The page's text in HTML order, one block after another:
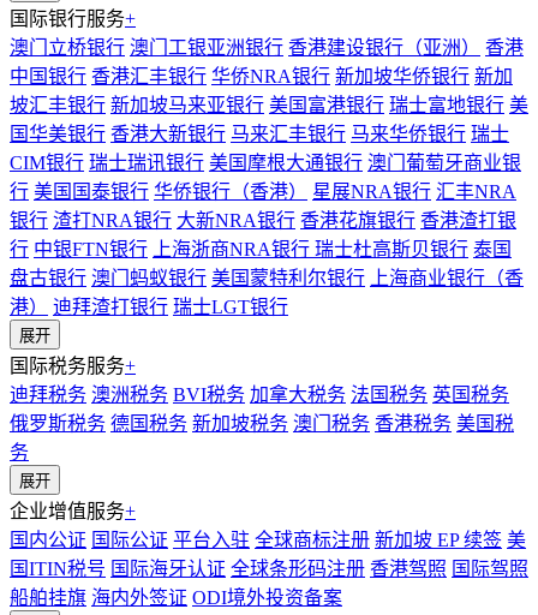
国际银行服务+
澳门立桥银行 澳门工银亚洲银行 香港建设银行（亚洲）
香港
中国银行 香港汇丰银行 华侨NRA银行 新加坡华侨银行 新加
坡汇丰银行 新加坡马来亚银行 美国富港银行 瑞士富地银行 美
国华美银行 香港大新银行 马来汇丰银行 马来华侨银行 瑞士
CIM银行 瑞士瑞讯银行 美国摩根大通银行 澳门葡萄牙商业银
行 美国国泰银行 华侨银行（香港） 星展NRA银行 汇丰NRA
银行 渣打NRA银行 大新NRA银行 香港花旗银行 香港渣打银
行 中银FTN银行 上海浙商NRA银行 瑞士杜高斯贝银行 泰国
盘古银行 澳门蚂蚁银行 美国蒙特利尔银行
上海商业银行（香
港）
迪拜渣打银行 瑞士LGT银行
展开
国际税务服务+
迪拜税务 澳洲税务 BVI税务 加拿大税务 法国税务 英国税务
俄罗斯税务 德国税务 新加坡税务 澳门税务 香港税务 美国税
务
展开
企业增值服务+
国内公证 国际公证 平台入驻 全球商标注册 新加坡 EP 续签 美
国ITIN税号 国际海牙认证 全球条形码注册 香港驾照 国际驾照
船舶挂旗 海内外签证 ODI境外投资备案